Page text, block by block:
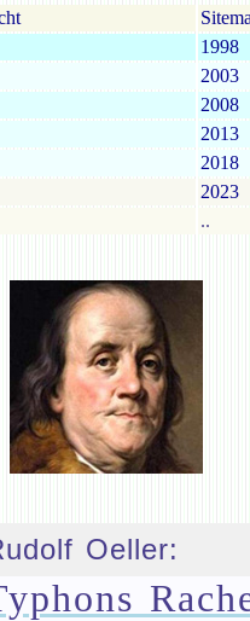
1998
2003
2008
2013
2018
2023
..
Oeller: